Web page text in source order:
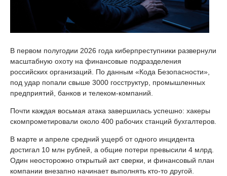
В первом полугодии 2026 года киберпреступники развернули
масштабную охоту на финансовые подразделения
российских организаций. По данным «Кода Безопасности»,
под удар попали свыше 3000 госструктур, промышленных
предприятий, банков и телеком-компаний.
Почти каждая восьмая атака завершилась успешно: хакеры
скомпрометировали около 400 рабочих станций бухгалтеров.
В марте и апреле средний ущерб от одного инцидента
достигал 10 млн рублей, а общие потери превысили 4 млрд.
Один неосторожно открытый акт сверки, и финансовый план
компании внезапно начинает выполнять кто-то другой.